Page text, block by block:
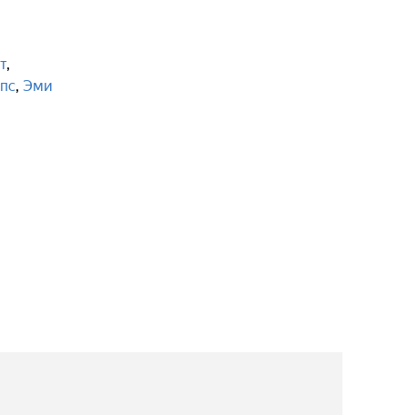
,
, Эми